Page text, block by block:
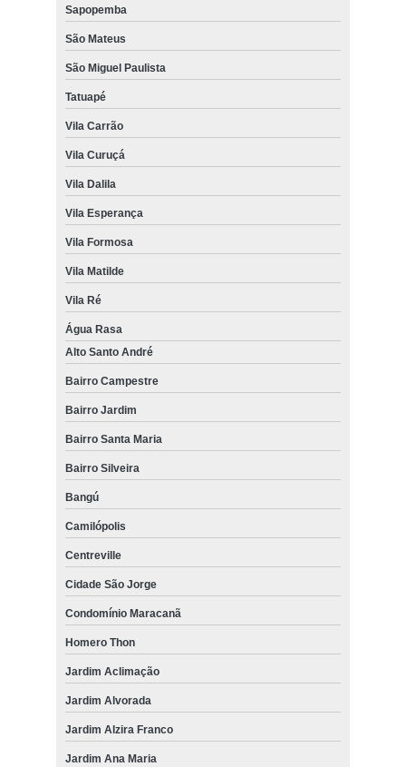
Sapopemba
São Mateus
São Miguel Paulista
Tatuapé
Vila Carrão
Vila Curuçá
Vila Dalila
Vila Esperança
Vila Formosa
Vila Matilde
Vila Ré
Água Rasa
Alto Santo André
Bairro Campestre
Bairro Jardim
Bairro Santa Maria
Bairro Silveira
Bangú
Camilópolis
Centreville
Cidade São Jorge
Condomínio Maracanã
Homero Thon
Jardim Aclimação
Jardim Alvorada
Jardim Alzira Franco
Jardim Ana Maria